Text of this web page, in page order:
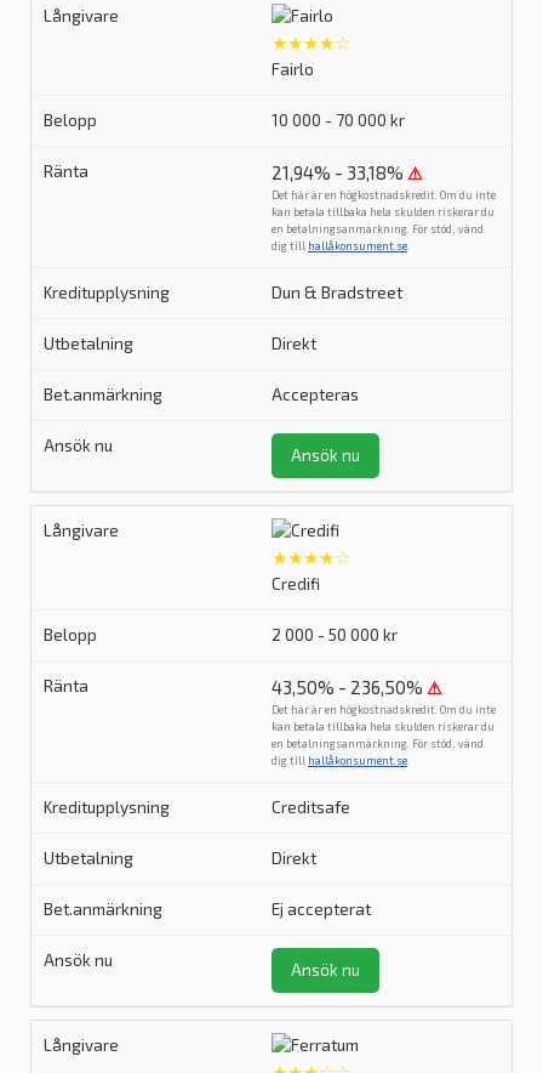
★★★★☆
Fairlo
10 000 - 70 000 kr
21,94% - 33,18% ⚠
Det här är en högkostnadskredit. Om du inte
kan betala tillbaka hela skulden riskerar du
en betalningsanmärkning. För stöd, vänd
dig till hallåkonsument.se
Dun & Bradstreet
Direkt
Accepteras
Ansök nu
★★★★☆
Credifi
2 000 - 50 000 kr
43,50% - 236,50% ⚠
Det här är en högkostnadskredit. Om du inte
kan betala tillbaka hela skulden riskerar du
en betalningsanmärkning. För stöd, vänd
dig till hallåkonsument.se
Creditsafe
Direkt
Ej accepterat
Ansök nu